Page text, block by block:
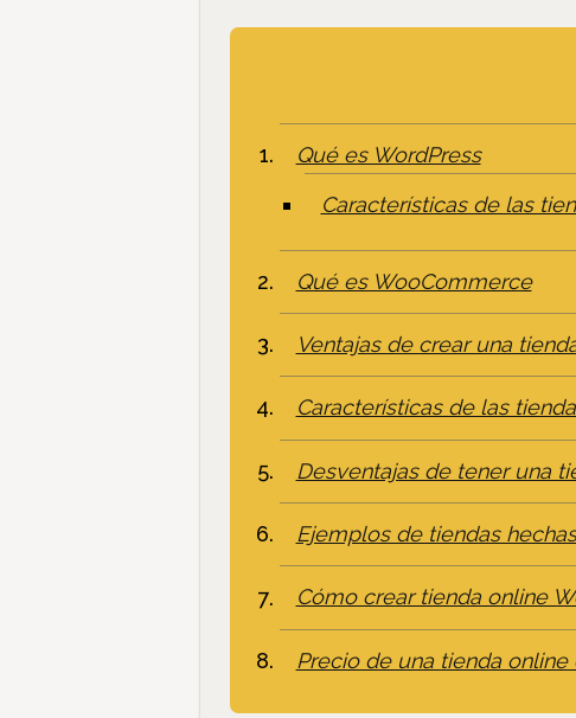
Qué es WordPress
Características de las
Qué es WooCommerce
Ventajas de crear una
Características de las
Desventajas de tener una
Ejemplos de tiendas
Cómo crear tienda online
Precio de una tienda online